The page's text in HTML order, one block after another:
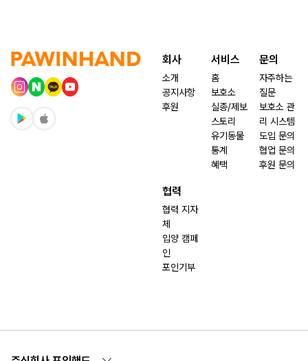
회사
소개
공지사항
후원
서비스
홈
보호소
실종/제보
스토리
유기동물
통계
혜택
문의
자주하는
질문
보호소 관
리 시스템
도입 문의
협업 문의
후원 문의
협력
협력 지자
체
입양 캠페
인
포인기부